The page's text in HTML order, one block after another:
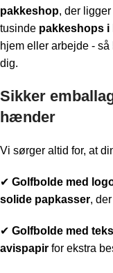
pakkeshop, der
tusinde pakkeshops i
hjem eller arbejde -
dig.
Sikker
hænder
Vi sørger altid for, at
✔ Golfbolde med
solide papkasser,
✔ Golfbolde med t
avispapir for ekstra